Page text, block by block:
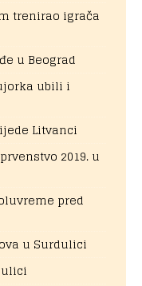
trenirao igrača
u Beograd
ubili i
Litvanci
2019. u
pred
u Surdulici